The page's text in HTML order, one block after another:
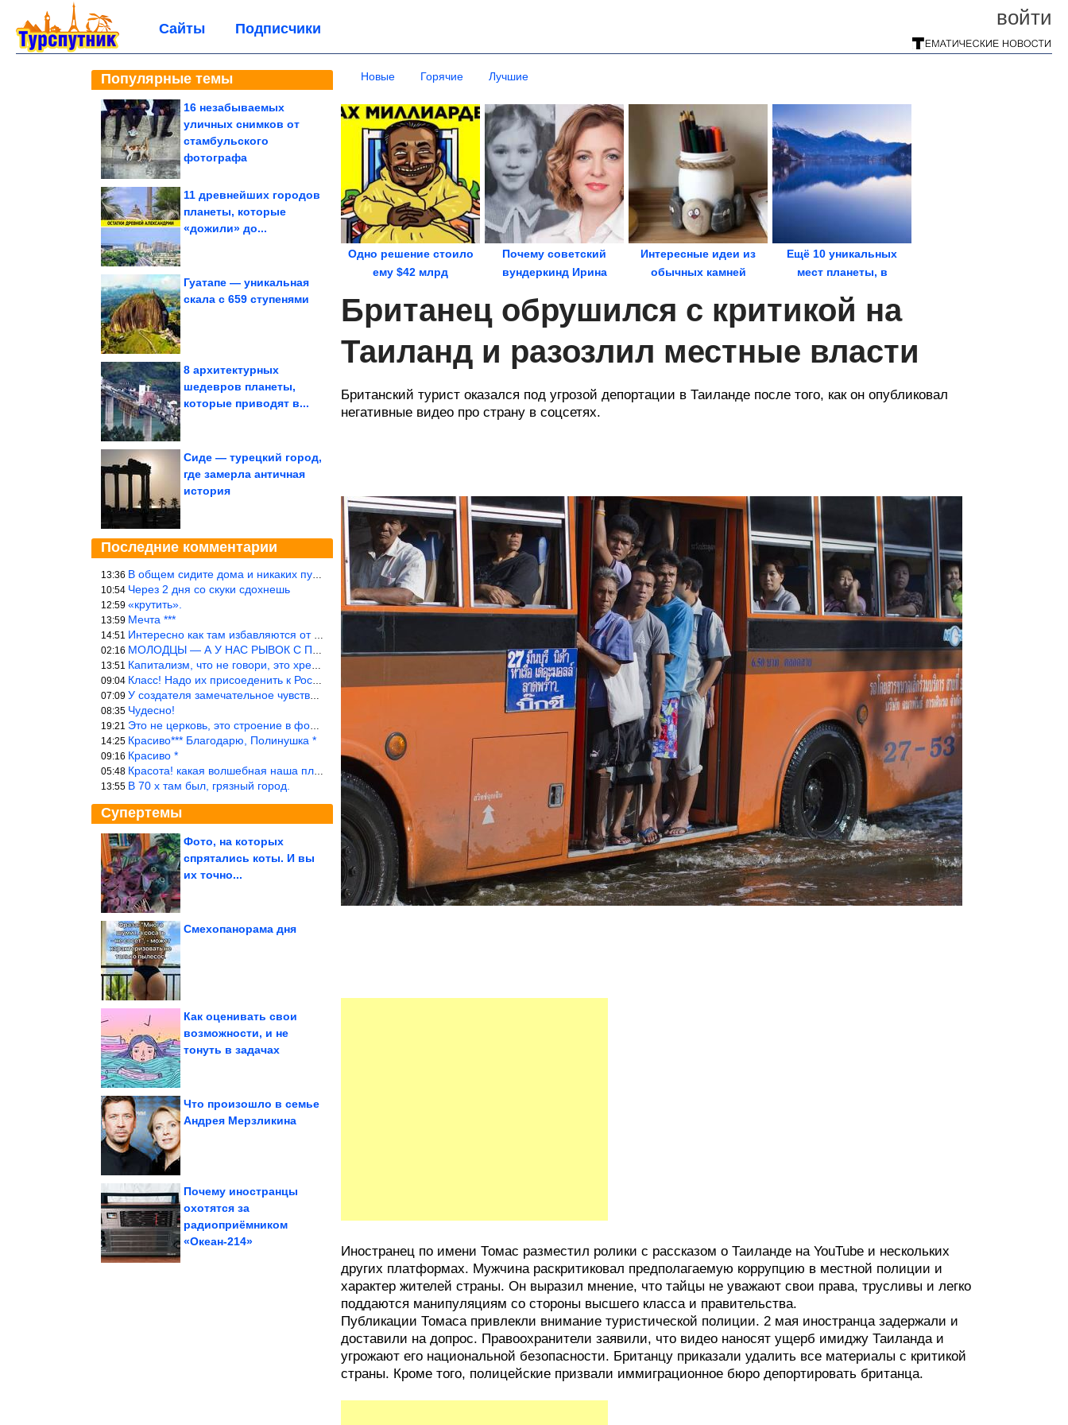
войти
Сайты Подписчики
Популярные темы
16 незабываемых
уличных снимков от
стамбульского
фотографа
11 древнейших городов
планеты, которые
«дожили» до...
Гуатапе — уникальная
скала с 659 ступенями
8 архитектурных
шедевров планеты,
которые приводят в...
Сиде — турецкий город,
где замерла античная
история
Последние комментарии
13:36 В общем сидите дома и никаких путешествий А самая грязная в от
10:54 Через 2 дня со скуки сдохнешь
12:59 «крутить».
13:59 Мечта ***
14:51 Интересно как там избавляются от физиологических и прочих отходо
02:16 МОЛОДЦЫ — А У НАС РЫВОК С ПРОРЫВОМ В ТРУБУ
13:51 Капитализм, что не говори, это хреново (((
09:04 Класс! Надо их присоеденить к России!
07:09 У создателя замечательное чувство юмора! ))
08:35 Чудесно!
19:21 Это не церковь, это строение в форме церкви.
14:25 Красиво*** Благодарю, Полинушка *
09:16 Красиво *
05:48 Красота! какая волшебная наша планета!… еще-бы, мы понимали это…
13:55 В 70 х там был, грязный город.
Супертемы
3 знака Зодиака, для
налево - как зубы...
Фото, на которых
спрятались коты. И вы
их точно...
Смехопанорама дня
Как оценивать свои
возможности, и не
тонуть в задачах
Очаровательный кот из
Что произошло в семье
Андрея Мерзликина
не придумал бы даже
сюрреалист
Почему иностранцы
охотятся за
радиоприёмником
«Океан-214»
Новые Горячие Лучшие
Одно решение стоило
ему $42 млрд
Почему советский
вундеркинд Ирина
Интересные идеи из
обычных камней
Ещё 10 уникальных
мест планеты, в
Британец обрушился с критикой на
Таиланд и разозлил местные власти
Британский турист оказался под угрозой депортации в Таиланде после того, как он опубликовал
негативные видео про страну в соцсетях.
Иностранец по имени Томас разместил ролики с рассказом о Таиланде на YouTube и нескольких
других платформах. Мужчина раскритиковал предполагаемую коррупцию в местной полиции и
характер жителей страны. Он выразил мнение, что тайцы не уважают свои права, трусливы и легко
поддаются манипуляциям со стороны высшего класса и правительства.
Публикации Томаса привлекли внимание туристической полиции. 2 мая иностранца задержали и
доставили на допрос. Правоохранители заявили, что видео наносят ущерб имиджу Таиланда и
угрожают его национальной безопасности. Британцу приказали удалить все материалы с критикой
страны. Кроме того, полицейские призвали иммиграционное бюро депортировать британца.